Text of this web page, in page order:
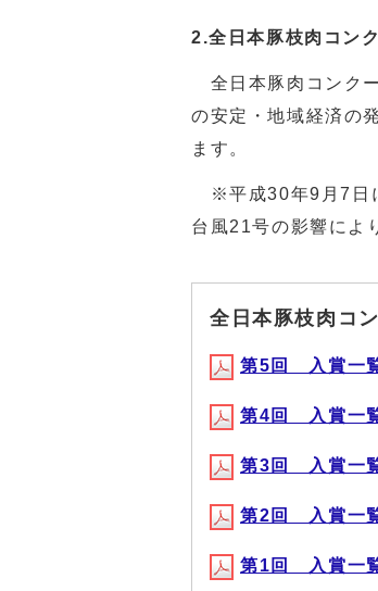
2.全日本豚枝肉コン
全日本豚肉コンク
の安定・地域経済の
ます。
※平成30年9月7日
台風21号の影響によ
全日本豚枝肉コ
第5回 入賞一
第4回 入賞一
第3回 入賞一
第2回 入賞一
第1回 入賞一